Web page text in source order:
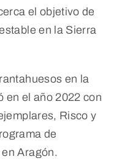
el objetivo de
en la Sierra
en la
en el año 2022 con
Risco y
de
Aragón.